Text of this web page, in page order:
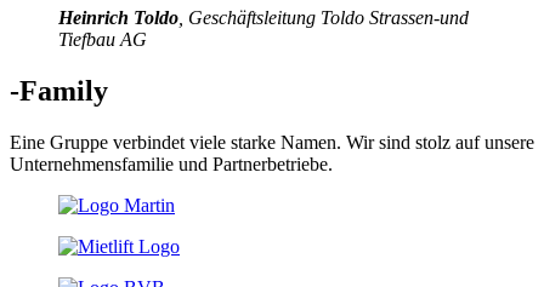
Heinrich Toldo , Geschäftsleitung Toldo Strassen-und
Tiefbau AG
-Family
Eine Gruppe verbindet viele starke Namen. Wir sind stolz auf unsere
Unternehmensfamilie und Partnerbetriebe.